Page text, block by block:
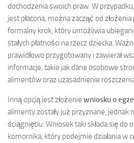
dochodzenia swoich praw. W
jest płacona, można zacząć od złożenia
formalny krok, który umożliwia
stałych płatności na rzecz dziecka.
prawidłowo przygotowany i zawierał
informacje, takie jak dane osobowe
alimentów oraz uzasadnienie
Inną opcją jest złożenie wniosku o
alimenty zostały już przyznane, jednak
ściągnięciu. Wniosek taki składa się do
komornika, który podejmie działania w